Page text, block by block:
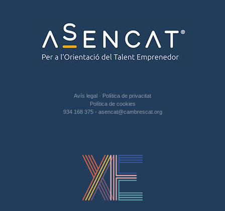
Avís legal · Política de privacitat
Política de cookies
934 168 375 - asencat@cambrescat.org